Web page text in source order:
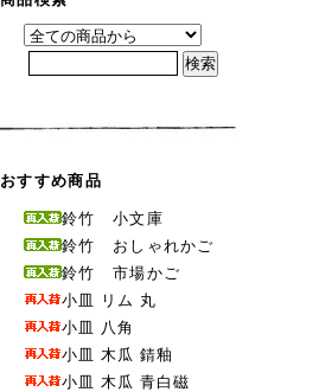
おすすめ商品
鈴竹 小文庫
鈴竹 おしゃれかご
鈴竹 市場かご
小皿 リム 丸
小皿 八角
小皿 木瓜 錆釉
小皿 木瓜 青白磁